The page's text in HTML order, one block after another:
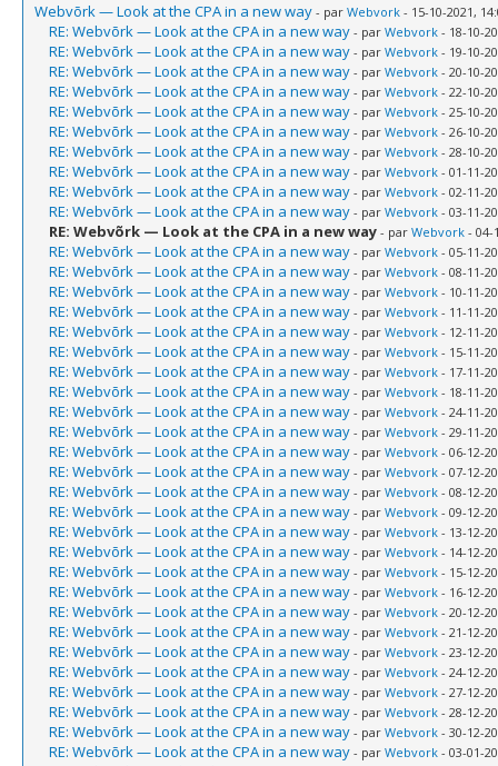
Webvõrk — Look at the CPA in a new way - par Webvork - 15-10-2021,
RE: Webvõrk — Look at the CPA in a new way - par Webvork - 18-10-
RE: Webvõrk — Look at the CPA in a new way - par Webvork - 19-10-
RE: Webvõrk — Look at the CPA in a new way - par Webvork - 20-10-
RE: Webvõrk — Look at the CPA in a new way - par Webvork - 22-10-
RE: Webvõrk — Look at the CPA in a new way - par Webvork - 25-10-
RE: Webvõrk — Look at the CPA in a new way - par Webvork - 26-10-
RE: Webvõrk — Look at the CPA in a new way - par Webvork - 28-10-
RE: Webvõrk — Look at the CPA in a new way - par Webvork - 01-11-
RE: Webvõrk — Look at the CPA in a new way - par Webvork - 02-11-
RE: Webvõrk — Look at the CPA in a new way - par Webvork - 03-11-
RE: Webvõrk — Look at the CPA in a new way - par Webvork - 04-
RE: Webvõrk — Look at the CPA in a new way - par Webvork - 05-11-
RE: Webvõrk — Look at the CPA in a new way - par Webvork - 08-11-
RE: Webvõrk — Look at the CPA in a new way - par Webvork - 10-11-
RE: Webvõrk — Look at the CPA in a new way - par Webvork - 11-11-
RE: Webvõrk — Look at the CPA in a new way - par Webvork - 12-11-
RE: Webvõrk — Look at the CPA in a new way - par Webvork - 15-11-
RE: Webvõrk — Look at the CPA in a new way - par Webvork - 17-11-
RE: Webvõrk — Look at the CPA in a new way - par Webvork - 18-11-
RE: Webvõrk — Look at the CPA in a new way - par Webvork - 24-11-
RE: Webvõrk — Look at the CPA in a new way - par Webvork - 29-11-
RE: Webvõrk — Look at the CPA in a new way - par Webvork - 06-12-
RE: Webvõrk — Look at the CPA in a new way - par Webvork - 07-12-
RE: Webvõrk — Look at the CPA in a new way - par Webvork - 08-12-
RE: Webvõrk — Look at the CPA in a new way - par Webvork - 09-12-
RE: Webvõrk — Look at the CPA in a new way - par Webvork - 13-12-
RE: Webvõrk — Look at the CPA in a new way - par Webvork - 14-12-
RE: Webvõrk — Look at the CPA in a new way - par Webvork - 15-12-
RE: Webvõrk — Look at the CPA in a new way - par Webvork - 16-12-
RE: Webvõrk — Look at the CPA in a new way - par Webvork - 20-12-
RE: Webvõrk — Look at the CPA in a new way - par Webvork - 21-12-
RE: Webvõrk — Look at the CPA in a new way - par Webvork - 23-12-
RE: Webvõrk — Look at the CPA in a new way - par Webvork - 24-12-
RE: Webvõrk — Look at the CPA in a new way - par Webvork - 27-12-
RE: Webvõrk — Look at the CPA in a new way - par Webvork - 28-12-
RE: Webvõrk — Look at the CPA in a new way - par Webvork - 30-12-
RE: Webvõrk — Look at the CPA in a new way - par Webvork - 03-01-